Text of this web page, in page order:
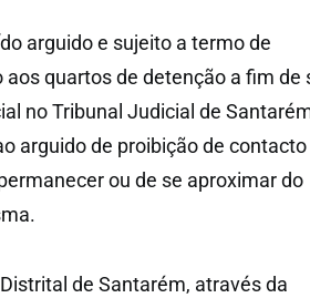
arguido e sujeito a termo de
quartos de detenção a fim de
no Tribunal Judicial de
arguido de proibição de contacto
ou de se aproximar do
de Santarém, através da